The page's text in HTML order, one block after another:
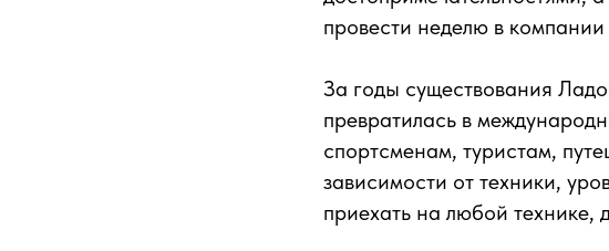
провести неделю в
За годы существования
превратилась в
спортсменам, туристам,
зависимости от техники,
приехать на любой технике,